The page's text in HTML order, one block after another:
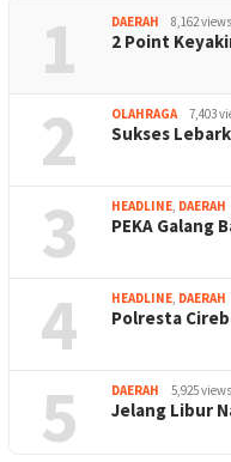
1 DAERAH 8,162 views
2 Point
2 OLAHRAGA 7,403
Sukses
3 HEADLINE, DAERAH
PEKA Galang
4 HEADLINE, DAERAH
Polresta
5 DAERAH 5,925 views
Jelang Libur